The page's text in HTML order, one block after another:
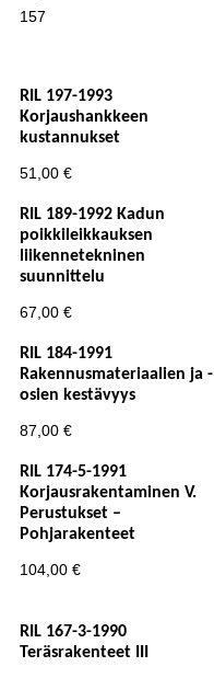
157
RIL 197-1993
Korjaushankkeen
kustannukset
51,00 €
RIL 189-1992 Kadun
poikkileikkauksen
liikennetekninen
suunnittelu
67,00 €
RIL 184-1991
Rakennusmateriaalien ja -
osien kestävyys
87,00 €
RIL 174-5-1991
Korjausrakentaminen V.
Perustukset –
Pohjarakenteet
104,00 €
RIL 167-3-1990
Teräsrakenteet III